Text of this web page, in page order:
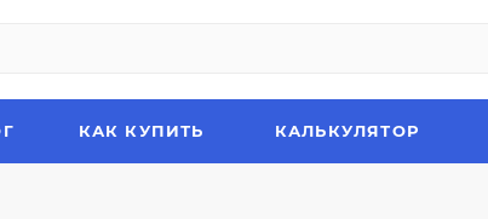
КАК КУПИТЬ КАЛЬКУЛЯТОР